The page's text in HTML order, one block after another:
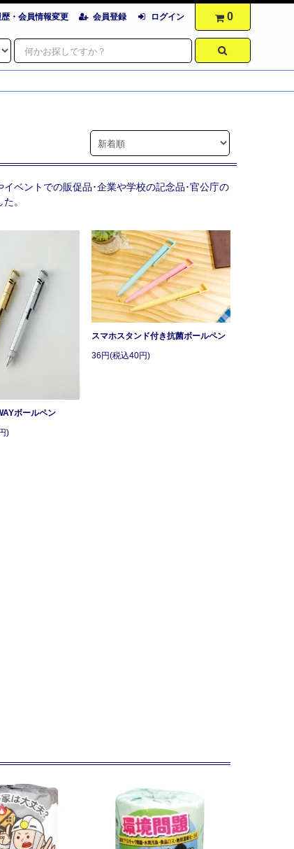
歴・会員情報変更 会員登録 ログイン 0
ベントでの販促品･企業や学校の記念品･官公庁の
。
ボールペン
)
スマホスタンド付き抗菌ボールペン
36円(税込40円)